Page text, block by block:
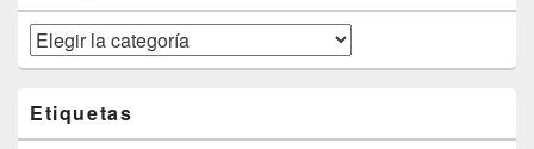
Categorías
Etiquetas